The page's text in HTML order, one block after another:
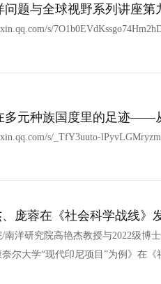
问题与全球视野系列讲座
探
s/
多元种族国度里的足迹——
s/_TfY3uuto-
庞蓉在《社会科学战线》
》
南洋研究院高艳杰教授与2022级博
尔大学“现代印尼项目”为例》在《